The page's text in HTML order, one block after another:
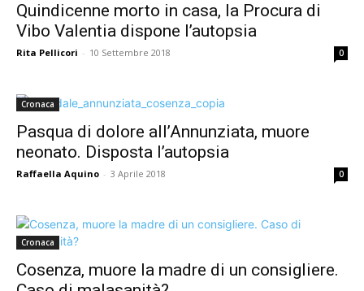
Quindicenne morto in casa, la Procura di
Vibo Valentia dispone l’autopsia
Rita Pellicori - 10 Settembre 2018 0
Cronaca
Pasqua di dolore all’Annunziata, muore
neonato. Disposta l’autopsia
Raffaella Aquino - 3 Aprile 2018 0
Cronaca
Cosenza, muore la madre di un consigliere.